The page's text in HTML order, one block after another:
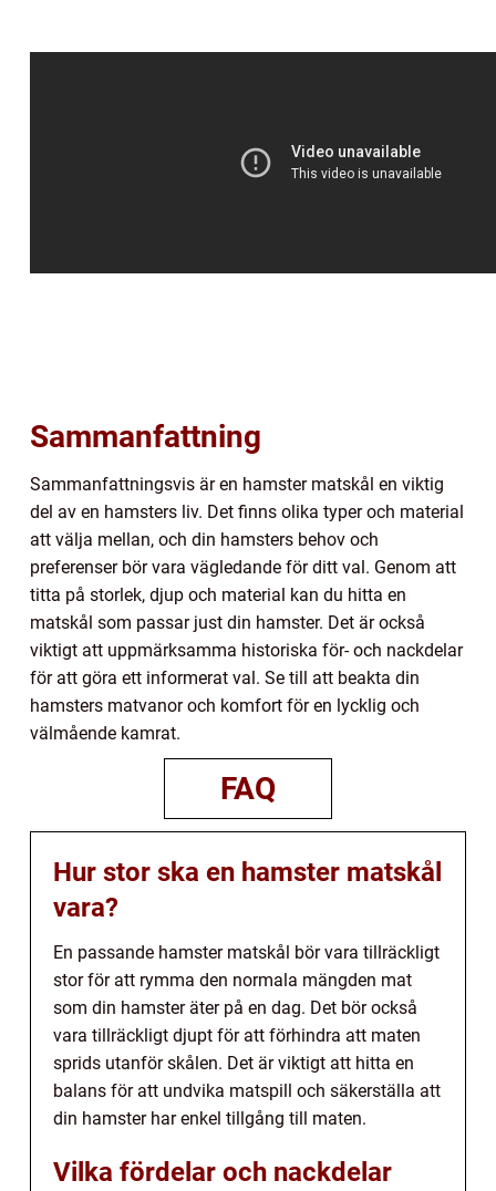
Sammanfattning
Sammanfattningsvis är en hamster matskål en viktig
del av en hamsters liv. Det finns olika typer och material
att välja mellan, och din hamsters behov och
preferenser bör vara vägledande för ditt val. Genom att
titta på storlek, djup och material kan du hitta en
matskål som passar just din hamster. Det är också
viktigt att uppmärksamma historiska för- och nackdelar
för att göra ett informerat val. Se till att beakta din
hamsters matvanor och komfort för en lycklig och
välmående kamrat.
FAQ
Hur stor ska en hamster matskål
vara?
En passande hamster matskål bör vara tillräckligt
stor för att rymma den normala mängden mat
som din hamster äter på en dag. Det bör också
vara tillräckligt djupt för att förhindra att maten
sprids utanför skålen. Det är viktigt att hitta en
balans för att undvika matspill och säkerställa att
din hamster har enkel tillgång till maten.
Vilka fördelar och nackdelar